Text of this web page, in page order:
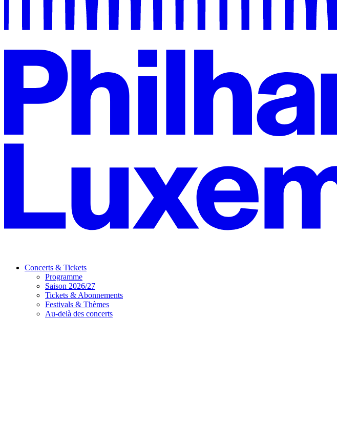
Concerts & Tickets
Programme
Saison 2026/27
Tickets & Abonnements
Festivals & Thèmes
Au-delà des concerts